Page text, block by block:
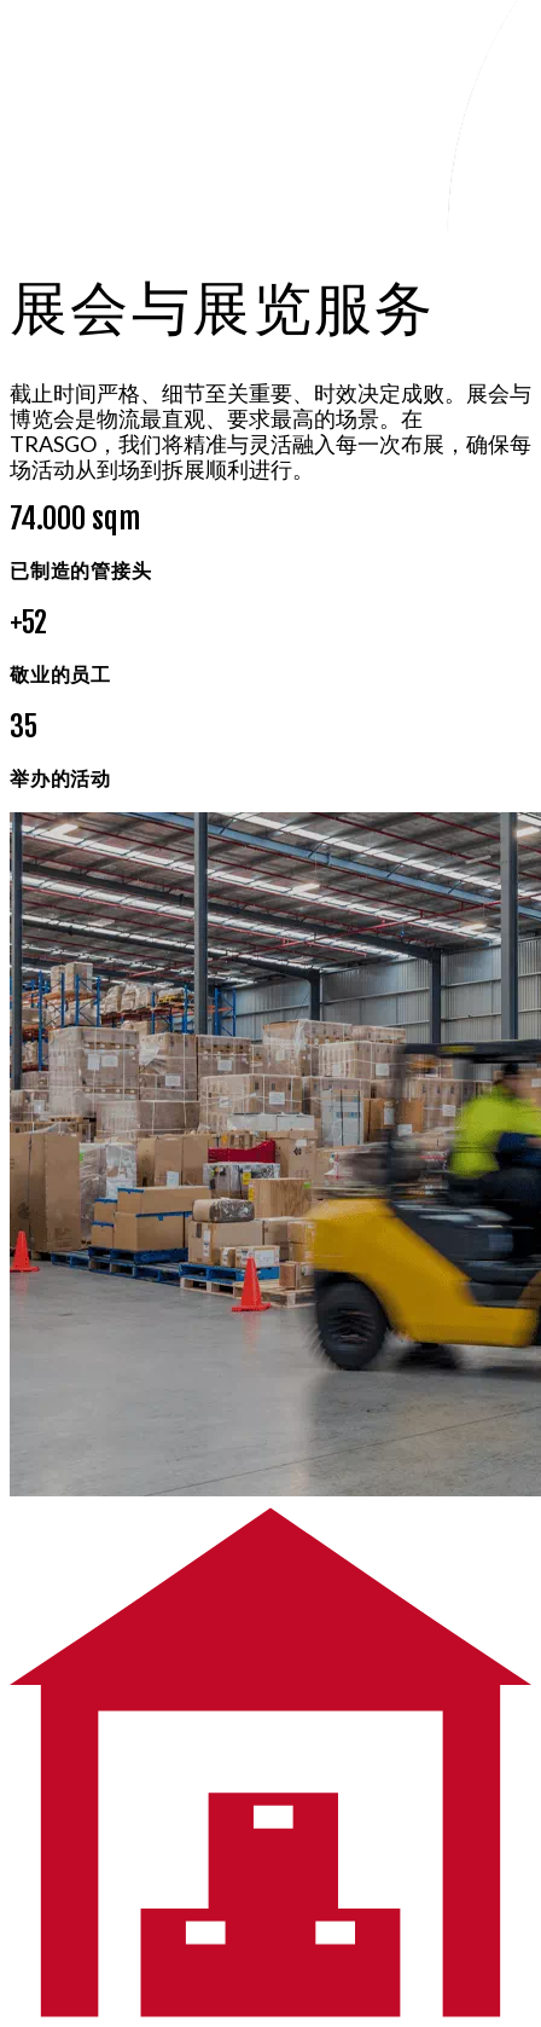
展会与展览服务
截止时间严格、细节至关重要、时效决定成败。展会与
博览会是物流最直观、要求最高的场景。在
TRASGO，我们将精准与灵活融入每一次布展，确保每
场活动从到场到拆展顺利进行。
85.000 sqm
已制造的管接头
+60
敬业的员工
41
举办的活动